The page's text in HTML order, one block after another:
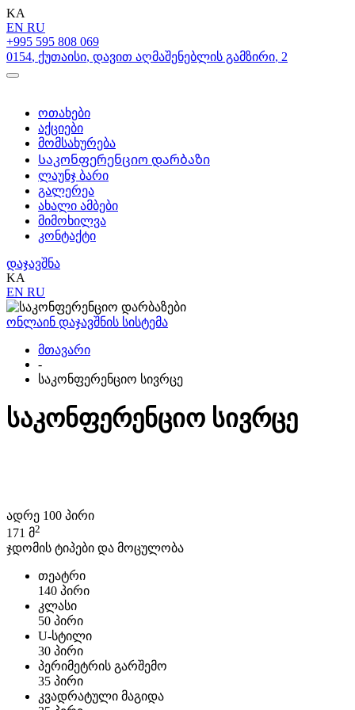
KA
EN RU
+995 595 808 069
0154, ქუთაისი, დავით აღმაშენებლის გამზირი, 2
ოთახები
აქციები
მომსახურება
Საკონფერენციო დარბაზი
ლაუნჯ ბარი
გალერეა
ახალი ამბები
მიმოხილვა
კონტაქტი
დაჯავშნა
KA
EN RU
ონლაინ დაჯავშნის სისტემა
მთავარი
-
საკონფერენციო სივრცე
საკონფერენციო სივრცე
ადრე 100 პირი
171 მ2
ჯდომის ტიპები და მოცულობა
თეატრი
140 პირი
კლასი
50 პირი
U-სტილი
30 პირი
პერიმეტრის გარშემო
35 პირი
კვადრატული მაგიდა